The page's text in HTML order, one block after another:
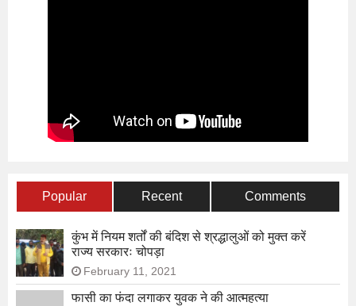
Popular Recent Comments
कुंभ में नियम शर्तों की बंदिश से श्रद्धालुओं को मुक्त करें
राज्य सरकारः चोपड़ा
February 11, 2021
फासी का फंदा लगाकर युवक ने की आत्महत्या